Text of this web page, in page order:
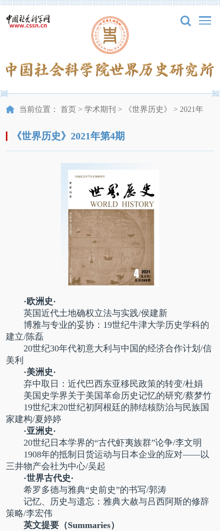
当前位置： 首页> 学术期刊 > 《世界历史》 > 2021年
《世界历史》2021年第4期
·欧洲史·
英国近代土地确权立法与实践/侯建新
博雅与专业的妥协：19世纪牛津大学历史学科的
建立/陈磊
20世纪30年代初意大利与中国的经济合作计划/信
美利
·美洲史·
弃中取日：近代巴西东亚移民政策的转变/杜娟
美国史学界关于美国革命历史记忆的研究/蔡梦竹
19世纪末20世纪初阿根廷的肺结核防治与民族国
家建构/夏婷婷
·亚洲史·
20世纪日本学界的“古代虾夷族群”论争/李文明
1908年的抵制日货运动与日本企业的应对——以
三井物产会社为中心/吴起
·世界古代史·
希罗多德与雅典“史前史”的书写/郭涛
记忆、历史与遗忘：雅典大赦与吕西阿斯的修辞
策略/李宏伟
英文提要（Summaries）